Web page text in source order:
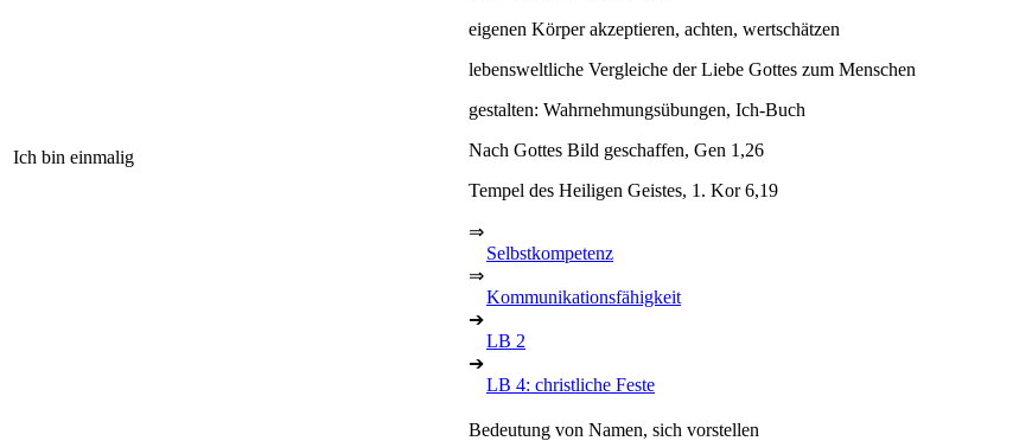
Ich bin einmalig
eigenen Körper akzeptieren, achten, wertschätzen
lebensweltliche Vergleiche der Liebe Gottes zum Menschen
gestalten: Wahrnehmungsübungen, Ich-Buch
Nach Gottes Bild geschaffen, Gen 1,26
Tempel des Heiligen Geistes, 1. Kor 6,19
⇒
Selbstkompetenz
⇒
Kommunikationsfähigkeit
➔
LB 2
➔
LB 4: christliche Feste
Bedeutung von Namen, sich vorstellen